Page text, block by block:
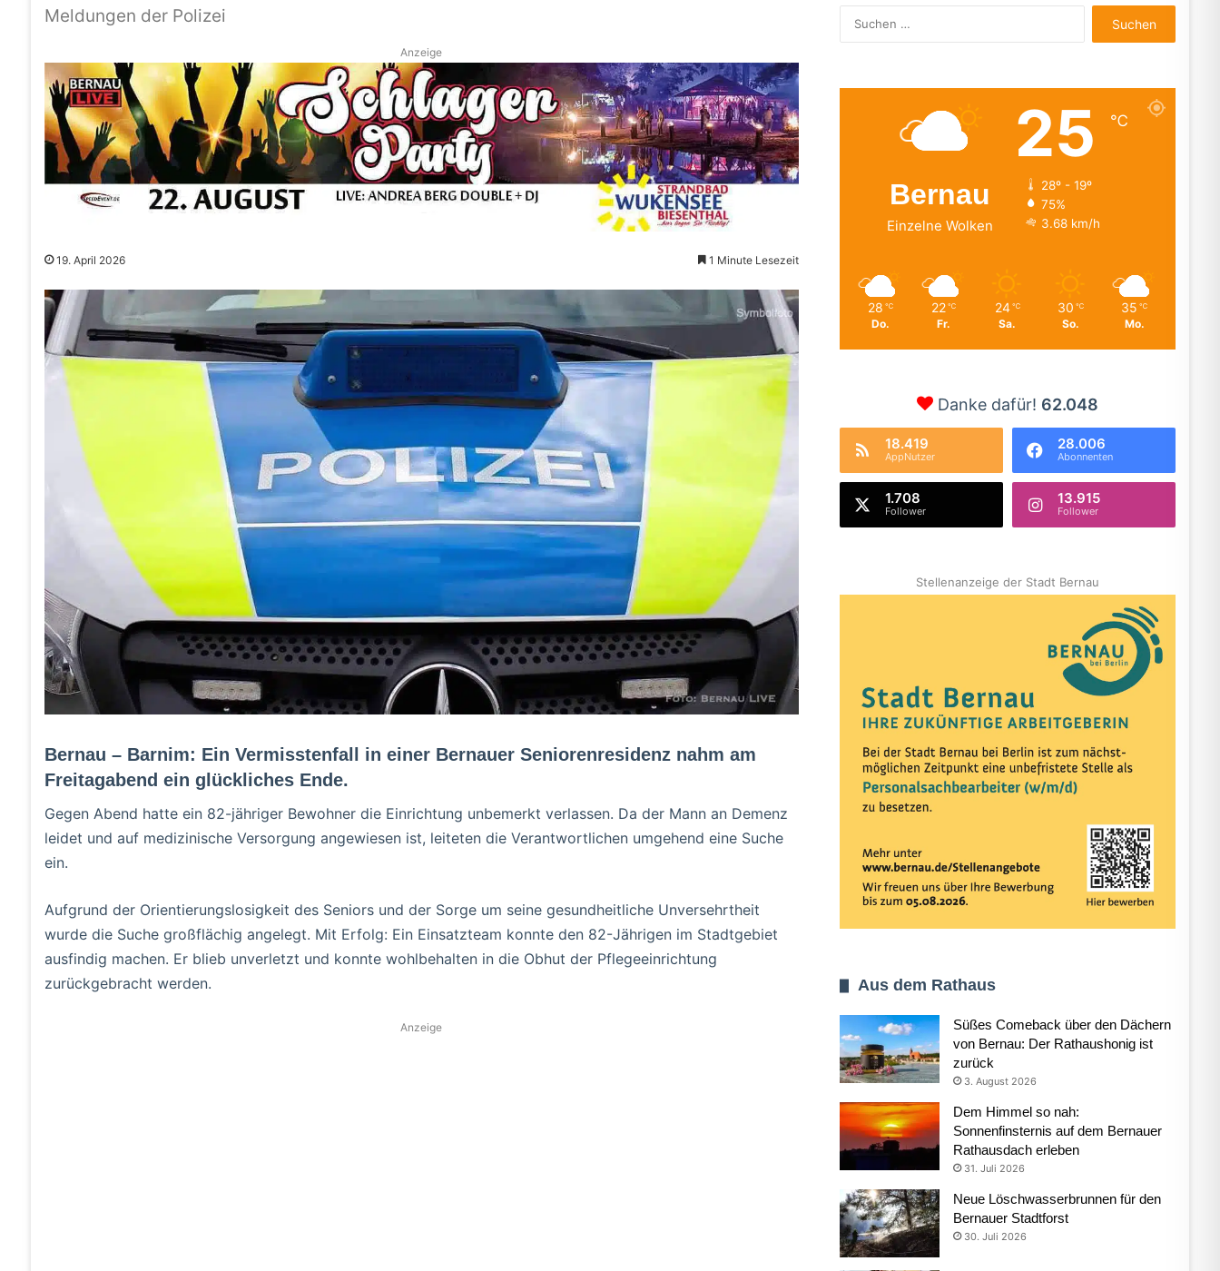
Meldungen der Polizei
Anzeige
19. April 2026 1 Minute Lesezeit
Bernau – Barnim: Ein Vermisstenfall in einer Bernauer Seniorenresidenz nahm am
Freitagabend ein glückliches Ende.
Gegen Abend hatte ein 82-jähriger Bewohner die Einrichtung unbemerkt verlassen. Da der Mann an Demenz
leidet und auf medizinische Versorgung angewiesen ist, leiteten die Verantwortlichen umgehend eine Suche
ein.
Aufgrund der Orientierungslosigkeit des Seniors und der Sorge um seine gesundheitliche Unversehrtheit
wurde die Suche großflächig angelegt. Mit Erfolg: Ein Einsatzteam konnte den 82-Jährigen im Stadtgebiet
ausfindig machen. Er blieb unverletzt und konnte wohlbehalten in die Obhut der Pflegeeinrichtung
zurückgebracht werden.
Anzeige
nach:
Bernau
Einzelne Wolken
25 ℃
28º - 19º
75%
3.68 km/h
28 ℃
Do.
22 ℃
Fr.
24 ℃
Sa.
30 ℃
So.
35 ℃
Mo.
Danke dafür! 62.048
18.419
AppNutzer
28.006
Abonnenten
1.708
Follower
13.915
Follower
Stellenanzeige der Stadt Bernau
Aus dem Rathaus
Süßes Comeback über den Dächern
von Bernau: Der Rathaushonig ist
zurück
3. August 2026
Dem Himmel so nah:
Sonnenfinsternis auf dem Bernauer
Rathausdach erleben
31. Juli 2026
Neue Löschwasserbrunnen für den
Bernauer Stadtforst
30. Juli 2026